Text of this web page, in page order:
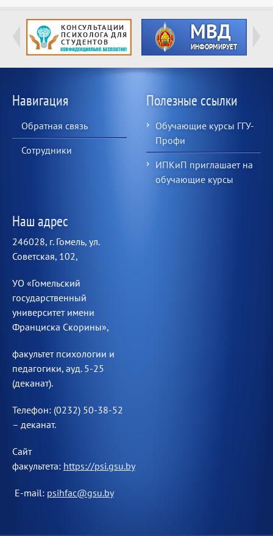
Навигация
Обратная связь
Сотрудники
Полезные ссылки
Обучающие курсы ГГУ-
Профи
ИПКиП приглашает на
обучающие курсы
Наш адрес
246028, г. Гомель, ул.
Советская, 102,
УО «Гомельский
государственный
университет имени
Франциска Скорины»,
факультет психологии и
педагогики, ауд. 5-25
(деканат).
Телефон: (0232) 50-38-52
– деканат.
Сайт
факультета: https://psi.gsu.by
E-mail: psihfac@gsu.by